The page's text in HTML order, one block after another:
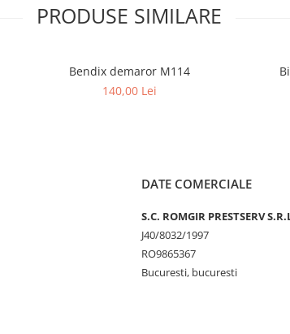
PRODUSE SIMILARE
Bendix demaror M114
140,00 Lei
DATE COMERCIALE
S.C. ROMGIR PRESTSERV
J40/8032/1997
RO9865367
Bucuresti, bucuresti